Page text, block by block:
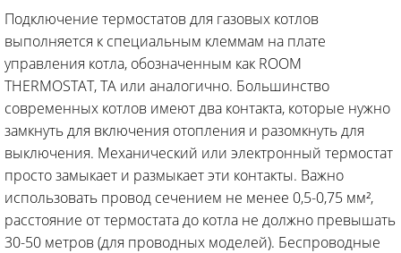
Подключение термостатов для газовых котлов
выполняется к специальным клеммам на плате
управления котла, обозначенным как ROOM
THERMOSTAT, TA или аналогично. Большинство
современных котлов имеют два контакта, которые нужно
замкнуть для включения отопления и разомкнуть для
выключения. Механический или электронный термостат
просто замыкает и размыкает эти контакты. Важно
использовать провод сечением не менее 0,5-0,75 мм²,
расстояние от термостата до котла не должно превышать
30-50 метров (для проводных моделей). Беспроводные